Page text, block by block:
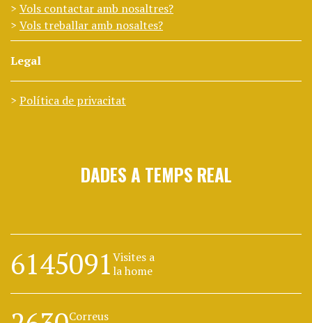
Vols contactar amb nosaltres?
Vols treballar amb nosaltes?
Legal
Política de privacitat
DADES A TEMPS REAL
6145091Visites a
la home
Correus